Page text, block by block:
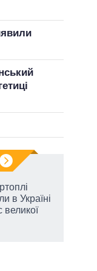
в Україні
великої